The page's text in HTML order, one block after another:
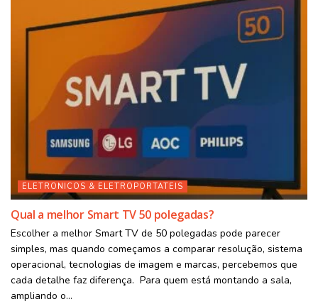
ELETRONICOS & ELETROPORTATEIS
Qual a melhor Smart TV 50 polegadas?
Escolher a melhor Smart TV de 50 polegadas pode parecer
simples, mas quando começamos a comparar resolução, sistema
operacional, tecnologias de imagem e marcas, percebemos que
cada detalhe faz diferença. Para quem está montando a sala,
ampliando o...